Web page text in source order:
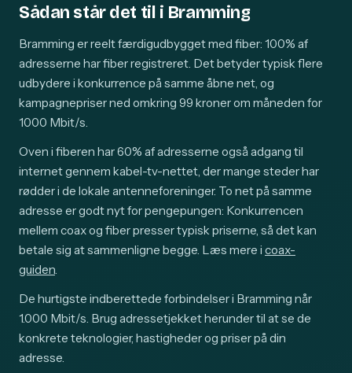
Sådan står det til i Bramming
Bramming er reelt færdigudbygget med fiber: 100% af
adresserne har fiber registreret. Det betyder typisk flere
udbydere i konkurrence på samme åbne net, og
kampagnepriser ned omkring 99 kroner om måneden for
1000 Mbit/s.
Oven i fiberen har 60% af adresserne også adgang til
internet gennem kabel-tv-nettet, der mange steder har
rødder i de lokale antenneforeninger. To net på samme
adresse er godt nyt for pengepungen: Konkurrencen
mellem coax og fiber presser typisk priserne, så det kan
betale sig at sammenligne begge. Læs mere i coax-
guiden.
De hurtigste indberettede forbindelser i Bramming når
1.000 Mbit/s. Brug adressetjekket herunder til at se de
konkrete teknologier, hastigheder og priser på din
adresse.